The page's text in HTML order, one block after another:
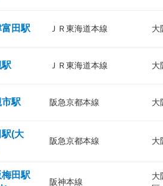
田駅 ＪＲ東海道本線 大
ＪＲ東海道本線 大
駅 阪急京都本線 大
(大
阪急京都本線 大
梅田駅
阪神本線
大